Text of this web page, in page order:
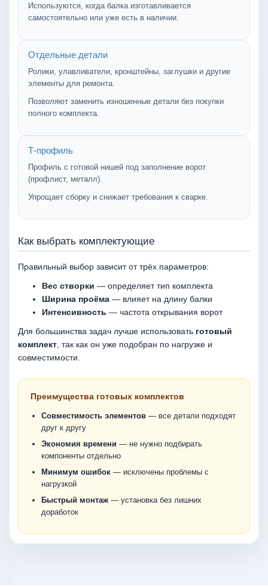
Используются, когда балка изготавливается
самостоятельно или уже есть в наличии.
Отдельные детали
Ролики, улавливатели, кронштейны, заглушки и другие
элементы для ремонта.
Позволяют заменить изношенные детали без покупки
полного комплекта.
Т-профиль
Профиль с готовой нишей под заполнение ворот
(профлист, металл).
Упрощает сборку и снижает требования к сварке.
Как выбрать комплектующие
Правильный выбор зависит от трёх параметров:
Вес створки — определяет тип комплекта
Ширина проёма — влияет на длину балки
Интенсивность — частота открывания ворот
Для большинства задач лучше использовать готовый
комплект , так как он уже подобран по нагрузке и
совместимости.
Преимущества готовых комплектов
Совместимость элементов — все детали подходят
друг к другу
Экономия времени — не нужно подбирать
компоненты отдельно
Минимум ошибок — исключены проблемы с
нагрузкой
Быстрый монтаж — установка без лишних
доработок